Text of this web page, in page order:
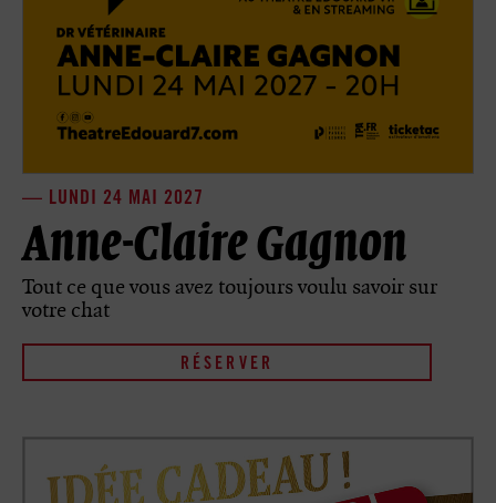
LUNDI 24 MAI 2027
Anne-Claire Gagnon
Tout ce que vous avez toujours voulu savoir sur
votre chat
RÉSERVER